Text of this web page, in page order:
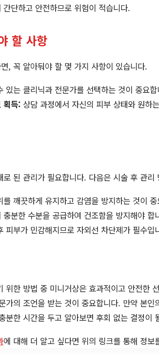
간단하고 안전하므로 위험이 적습니다.
할 사항
, 꼭 알아둬야 할 몇 가지 사항이 있습니다.
있는 클리닉과 전문가를 선택하는 것이 중요
획득: 상담 과정에서 자신의 피부 상태와 원하
된 관리가 필요합니다. 다음은 시술 후 관리
를 깨끗하게 유지하고 감염을 방지하는 것이
충분한 수분을 공급하여 건조함을 방지해야 합
피부가 민감해지므로 자외선 차단제가 필수입
위한 방법 중 미니거상은 효과적이고 안전한
가의 조언을 받는 것이 중요합니다. 만약 본
분한 시간을 두고 알아보면 후회 없는 결정이
에 대해 더 알고 싶다면 위의 링크를 통해 정보